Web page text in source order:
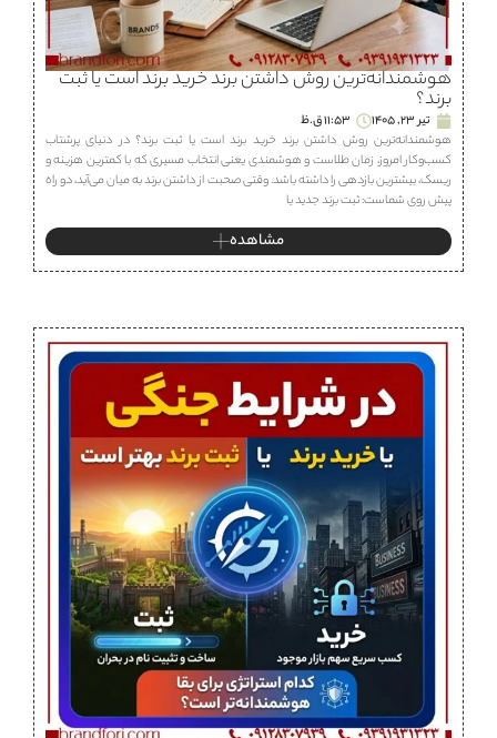
هوشمندانه‌ترین روش داشتن برند خرید برند است یا ثبت
برند؟
تیر 23, 1405
11:53 ق.ظ
هوشمندانه‌ترین روش داشتن برند خرید برند است یا ثبت برند؟ در دنیای پرشتاب
کسب‌وکار امروز، زمان طلاست و هوشمندی یعنی انتخاب مسیری که با کمترین هزینه و
ریسک، بیشترین بازدهی را داشته باشد. وقتی صحبت از داشتن برند به میان می‌آید، دو راه
پیش روی شماست: ثبت برند جدید یا
مشاهده